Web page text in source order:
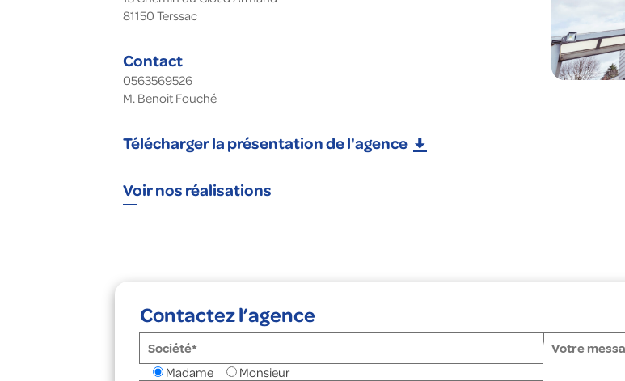
81150 Terssac
Contact
0563569526
M. Benoit Fouché
Télécharger la présentation de l'agence
Voir nos réalisations
Contactez l’agence
Madame Monsieur